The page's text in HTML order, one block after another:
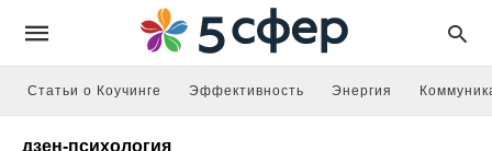
Статьи о Коучинге Эффективность Энергия
дзен-психология